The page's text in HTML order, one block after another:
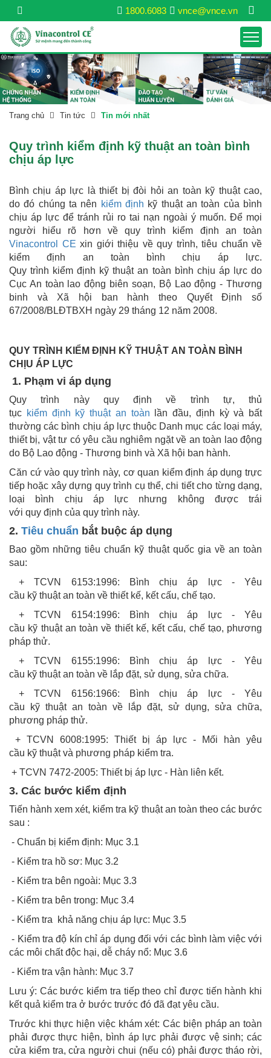
vnce@vnce.vn
1800.6083
Trang chủ Tin tức Tin mới nhất
Quy trình kiểm định kỹ thuật an toàn bình
chịu áp lực
Bình chịu áp lực là thiết bị đòi hỏi an toàn kỹ thuật cao,
do đó chúng ta nên kiểm định kỹ thuật an toàn của bình
chịu áp lực để tránh rủi ro tai nạn ngoài ý muốn. Để mọi
người hiểu rõ hơn về quy trình kiểm định an toàn
Vinacontrol CE xin giới thiệu về quy trình, tiêu chuẩn về
kiểm định an toàn bình chịu áp lực.
Quy trình kiểm định kỹ thuật an toàn bình chịu áp lực do
Cục An toàn lao động biên soạn, Bộ Lao động - Thương
binh và Xã hội ban hành theo Quyết Định số
67/2008/BLĐTBXH ngày 29 tháng 12 năm 2008.
QUY TRÌNH KIỂM ĐỊNH KỸ THUẬT AN TOÀN BÌNH
CHỊU ÁP LỰC
1. Phạm vi áp dụng
Quy trình này quy định về trình tự, thủ
tục kiểm định kỹ thuật an toàn lần đầu, định kỳ và bất
thường các bình chịu áp lực thuộc Danh mục các loại máy,
thiết bị, vật tư có yêu cầu nghiêm ngặt về an toàn lao động
do Bộ Lao động - Thương binh và Xã hội ban hành.
Căn cứ vào quy trình này, cơ quan kiểm định áp dụng trực
tiếp hoặc xây dựng quy trình cụ thể, chi tiết cho từng dạng,
loại bình chịu áp lực nhưng không được trái
với quy định của quy trình này.
2. Tiêu chuẩn bắt buộc áp dụng
Bao gồm những tiêu chuẩn kỹ thuật quốc gia về an toàn
sau:
+ TCVN 6153:1996: Bình chịu áp lực - Yêu
cầu kỹ thuật an toàn về thiết kế, kết cấu, chế tạo.
+ TCVN 6154:1996: Bình chịu áp lực - Yêu
cầu kỹ thuật an toàn về thiết kế, kết cấu, chế tạo, phương
pháp thử.
+ TCVN 6155:1996: Bình chịu áp lực - Yêu
cầu kỹ thuật an toàn về lắp đặt, sử dụng, sửa chữa.
+ TCVN 6156:1966: Bình chịu áp lực - Yêu
cầu kỹ thuật an toàn về lắp đặt, sử dụng, sửa chữa,
phương pháp thử.
+ TCVN 6008:1995: Thiết bị áp lực - Mối hàn yêu
cầu kỹ thuật và phương pháp kiểm tra.
+ TCVN 7472-2005: Thiết bị áp lực - Hàn liên kết.
3. Các bước kiểm định
Tiến hành xem xét, kiểm tra kỹ thuật an toàn theo các bước
sau :
- Chuẩn bị kiểm định: Mục 3.1
- Kiểm tra hồ sơ: Mục 3.2
- Kiểm tra bên ngoài: Mục 3.3
- Kiểm tra bên trong: Mục 3.4
- Kiểm tra khả năng chịu áp lực: Mục 3.5
- Kiểm tra độ kín chỉ áp dụng đối với các bình làm việc với
các môi chất độc hại, dễ cháy nổ: Mục 3.6
- Kiểm tra vận hành: Mục 3.7
Lưu ý: Các bước kiểm tra tiếp theo chỉ được tiến hành khi
kết quả kiểm tra ở bước trước đó đã đạt yêu cầu.
Trước khi thực hiện việc khám xét: Các biện pháp an toàn
phải được thực hiện, bình áp lực phải được vệ sinh; các
cửa kiểm tra, cửa người chui (nếu có) phải được tháo rời,